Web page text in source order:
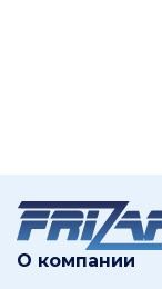
О компании